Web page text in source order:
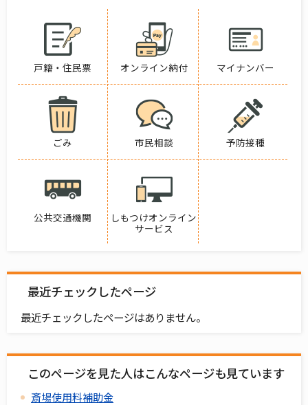
戸籍・住民票 オンライン納付 マイナンバー
ごみ 市民相談 予防接種
公共交通機関
しもつけオンライン
サービス
最近チェックしたページ
最近チェックしたページはありません。
このページを見た人はこんなページも見ています
斎場使用料補助金